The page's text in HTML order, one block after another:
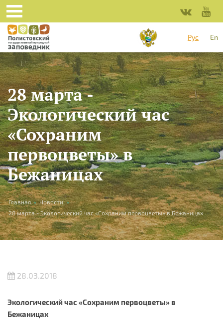
Перейти к основному содержанию
Рус
En
28 марта -
Экологический час
«Сохраним
первоцветы» в
Бежаницах
Вы здесь
Главная » Новости »
28 марта - Экологический час «Сохраним первоцветы» в Бежаницах
28.03.2018
Экологический час «Сохраним первоцветы» в
Бежаницах